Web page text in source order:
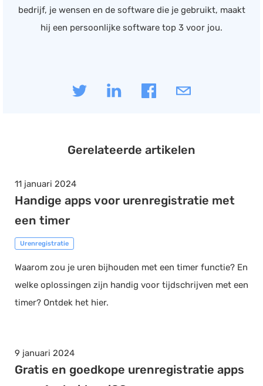
bedrijf, je wensen en de software die je gebruikt, maakt
hij een persoonlijke software top 3 voor jou.
Gerelateerde artikelen
11 januari 2024
Handige apps voor urenregistratie met
een timer
Urenregistratie
Waarom zou je uren bijhouden met een timer functie? En
welke oplossingen zijn handig voor tijdschrijven met een
timer? Ontdek het hier.
9 januari 2024
Gratis en goedkope urenregistratie apps